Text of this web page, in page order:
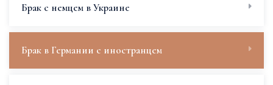
Брак с немцем в Украине
Брак в Германии с иностранцем